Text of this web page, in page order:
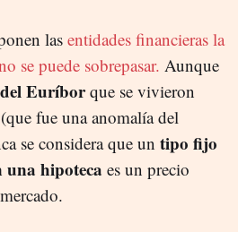
las entidades financieras la
se puede sobrepasar. Aunque
Euríborque se vivieron
fue una anomalía del
se considera que un tipo fijo
hipoteca es un precio